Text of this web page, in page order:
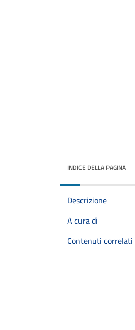
INDICE DELLA PAGINA
Descrizione
A cura di
Contenuti correlati